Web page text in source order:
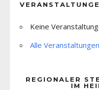
Keine
Alle Veranstaltungen
REGIONALER
IM